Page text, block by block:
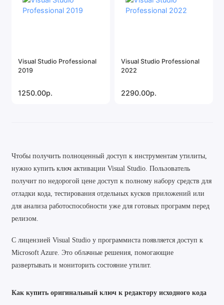
Visual Studio Professional
2019
1250.00р.
Visual Studio Professional
2022
2290.00р.
Чтобы получить полноценный доступ к инструментам утилиты,
нужно купить ключ активации Visual Studio. Пользователь
получит по недорогой цене доступ к полному набору средств для
отладки кода, тестирования отдельных кусков приложений или
для анализа работоспособности уже для готовых программ перед
релизом.
С лицензией Visual Studio у программиста появляется доступ к
Microsoft Azure. Это облачные решения, помогающие
развертывать и мониторить состояние утилит.
Как купить оригинальный ключ к редактору исходного кода